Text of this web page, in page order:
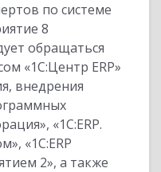
по системе
8
обращаться
«1С:Центр ERP»
внедрения
«1С:ERP.
«1С:ERP
2», а также